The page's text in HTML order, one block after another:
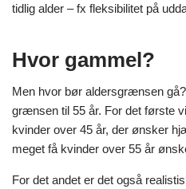
tidlig alder – fx fleksibilitet på
Hvor gammel?
Men hvor bør aldersgrænsen
grænsen til 55 år. For det første
kvinder over 45 år, der ønsker
meget få kvinder over 55 år
For det andet er det også